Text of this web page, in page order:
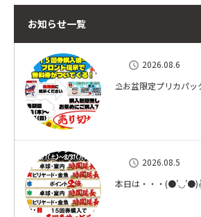
お知らせ一覧
2026.08.6
⛱お盆限定プリカパッ
2026.08.5
本日は・・・